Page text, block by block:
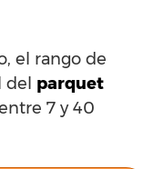
el rango de
del parquet
7 y 40